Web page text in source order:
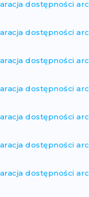
dostępności
dostępności
dostępności
dostępności
dostępności
dostępności
dostępności